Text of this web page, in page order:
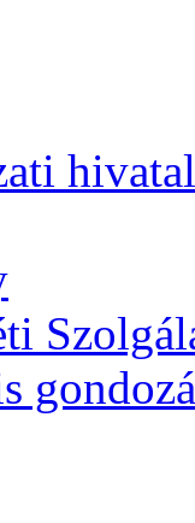
hivatal